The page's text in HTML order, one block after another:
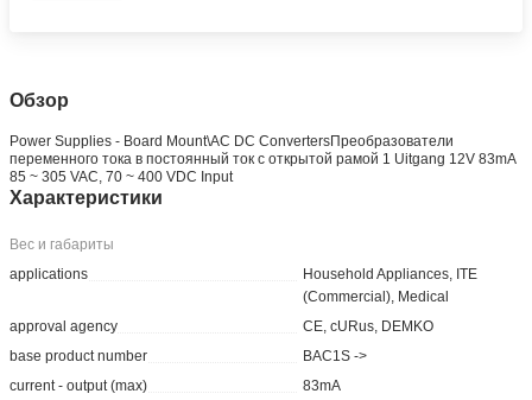
Обзор
Power Supplies - Board Mount\AC DC ConvertersПреобразователи
переменного тока в постоянный ток с открытой рамой 1 Uitgang 12V 83mA
85 ~ 305 VAC, 70 ~ 400 VDC Input
Характеристики
Вес и габариты
applications
Household Appliances, ITE
(Commercial), Medical
approval agency
CE, cURus, DEMKO
base product number
BAC1S ->
current - output (max)
83mA